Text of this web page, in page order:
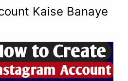
Kaise Banaye